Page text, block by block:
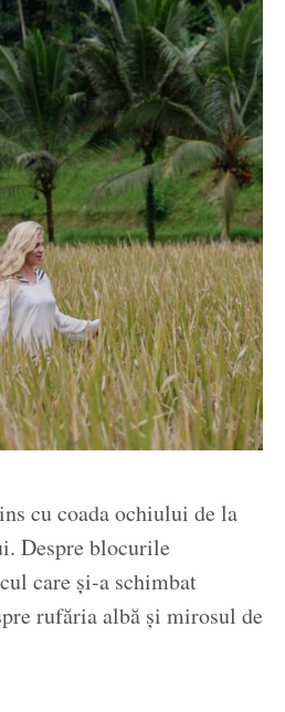
cu coada ochiului de la
Despre blocurile
care și-a schimbat
rufăria albă și mirosul de